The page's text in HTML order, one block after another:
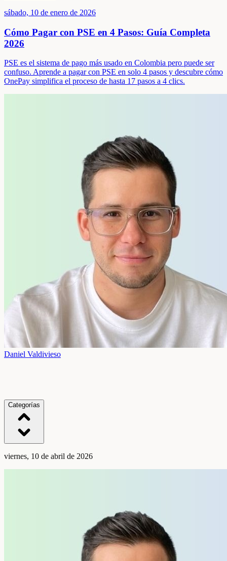
sábado, 10 de enero de 2026
Cómo Pagar con PSE en 4 Pasos: Guía Completa
2026
PSE es el sistema de pago más usado en Colombia pero puede ser
confuso. Aprende a pagar con PSE en solo 4 pasos y descubre cómo
OnePay simplifica el proceso de hasta 17 pasos a 4 clics.
Daniel Valdivieso
Categorías
viernes, 10 de abril de 2026